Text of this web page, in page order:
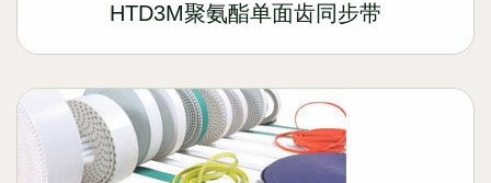
HTD3M聚氨酯单面齿同步带